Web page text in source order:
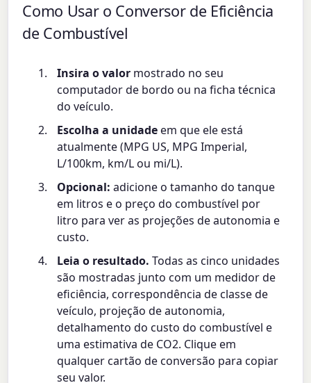
Como Usar o Conversor de Eficiência
de Combustível
Insira o valor mostrado no seu
computador de bordo ou na ficha técnica
do veículo.
Escolha a unidadeem que ele está
atualmente (MPG US, MPG Imperial,
L/100km, km/L ou mi/L).
Opcional: adicione o tamanho do tanque
em litros e o preço do combustível por
litro para ver as projeções de autonomia e
custo.
Leia o resultado. Todas as cinco unidades
são mostradas junto com um medidor de
eficiência, correspondência de classe de
veículo, projeção de autonomia,
detalhamento do custo do combustível e
uma estimativa de CO2. Clique em
qualquer cartão de conversão para copiar
seu valor.